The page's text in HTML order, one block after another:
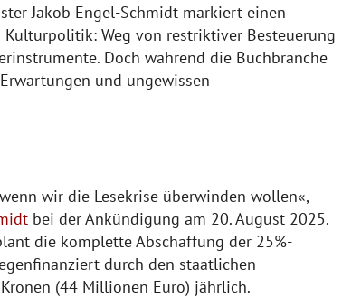
Jakob Engel-Schmidt markiert einen
Weg von restriktiver Besteuerung
Doch während die Buchbranche
und ungewissen
wir die Lesekrise überwinden wollen«,
bei der Ankündigung am 20. August 2025.
die komplette Abschaffung der 25%-
durch den staatlichen
(44 Millionen Euro) jährlich.